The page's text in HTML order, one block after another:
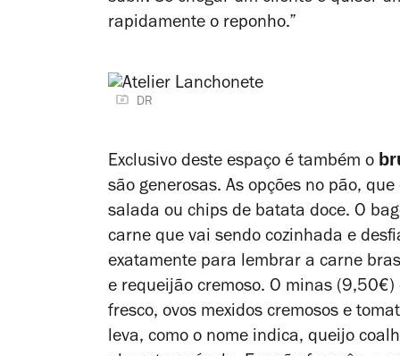
rapidamente o reponho.”
DR
Exclusivo deste espaço é também o
são generosas. As opções no pão,
salada ou chips de batata doce. O
carne que vai sendo cozinhada e
exatamente para lembrar a carne
e requeijão cremoso. O minas
fresco, ovos mexidos cremosos e
leva, como o nome indica, queijo